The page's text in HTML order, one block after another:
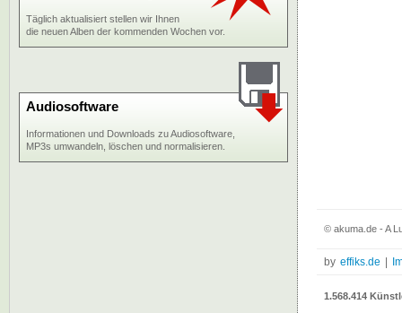
Täglich aktualisiert stellen wir Ihnen
die neuen Alben der kommenden Wochen vor.
Audiosoftware
Informationen und Downloads zu Audiosoftware,
MP3s umwandeln, löschen und normalisieren.
© akuma.de - A
by effiks.de
1.568.414